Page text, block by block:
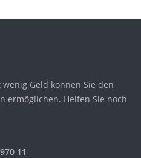
Geld können Sie den
ermöglichen. Helfen Sie noch
11